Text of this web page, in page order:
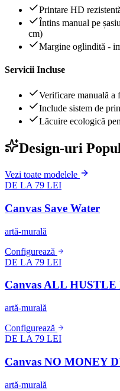
Printare HD
Întins manual pe
cm)
Margine oglindită -
Servicii Incluse
Verificare manuală a
Include sistem de
Lăcuire ecologică
Design-uri
Vezi toate modelele
DE LA 79 LEI
Canvas Save Water
artă-murală
Configurează
DE LA 79 LEI
Canvas ALL HUSTLE
artă-murală
Configurează
DE LA 79 LEI
Canvas NO MONEY
artă-murală